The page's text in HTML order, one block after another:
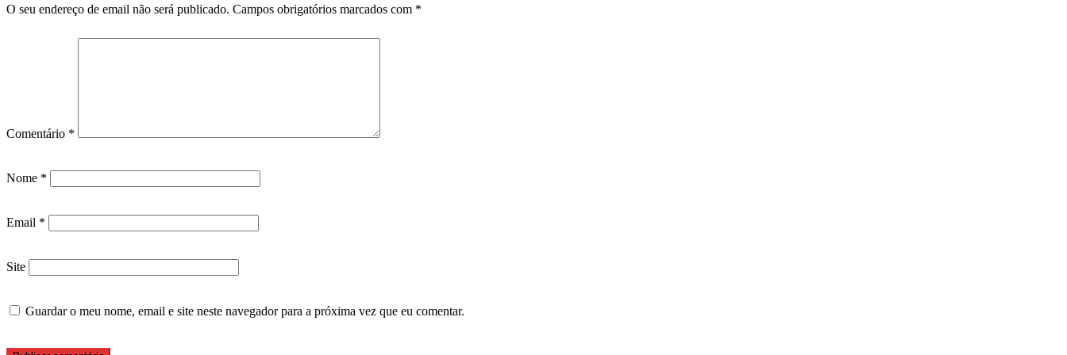
O seu endereço de email não será publicado. Campos obrigatórios marcados com *
Comentário *
Nome *
Email *
Site
Guardar o meu nome, email e site neste navegador para a próxima vez que eu comentar.